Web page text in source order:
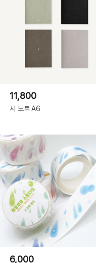
11,800
시 노트 A6
6,000